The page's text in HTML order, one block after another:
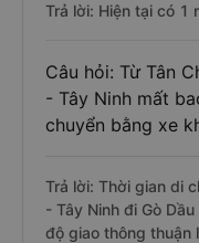
Trả lời: Hiện tại có 1
Câu hỏi: Từ Tân
- Tây Ninh mất
chuyển bằng xe
Trả lời: Thời gian di
- Tây Ninh đi Gò
độ giao thông thuận